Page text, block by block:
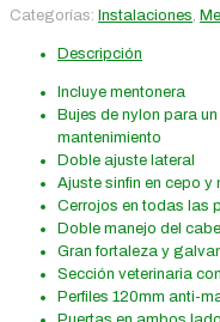
Categorías: Instalaciones,
Descripción
Incluye mentonera
Bujes de nylon para
mantenimiento
Doble ajuste lateral
Ajuste sinfin en cepo y
Cerrojos en todas las
Doble manejo del
Gran fortaleza y
Sección veterinaria
Perfiles 120mm anti-